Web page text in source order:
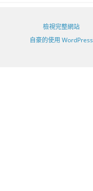
檢視完整網站
自豪的使用 WordPress